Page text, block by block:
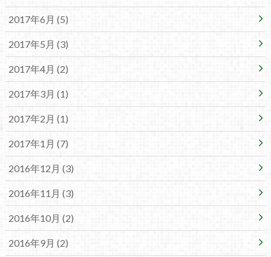
2017年6月 (5)
2017年5月 (3)
2017年4月 (2)
2017年3月 (1)
2017年2月 (1)
2017年1月 (7)
2016年12月 (3)
2016年11月 (3)
2016年10月 (2)
2016年9月 (2)